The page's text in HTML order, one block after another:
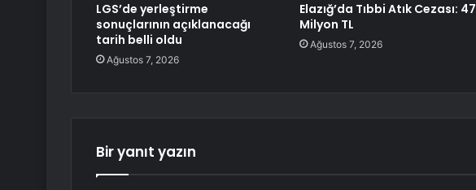
LGS’de yerleştirme
sonuçlarının açıklanacağı
tarih belli oldu
Ağustos 7, 2026
Elazığ’da Tıbbi Atık Cezası: 47
Milyon TL
Ağustos 7, 2026
Bir yanıt yazın